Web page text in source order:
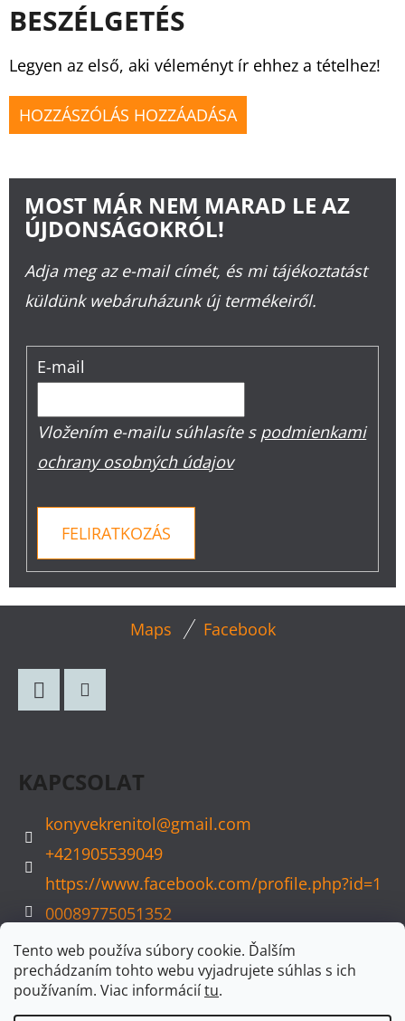
Tento web používa súbory cookie. Ďalším
prechádzaním tohto webu vyjadrujete súhlas s ich
používaním. Viac informáciítu.
BESZÉLGETÉS
Legyen az első, aki véleményt ír ehhez a tételhez!
HOZZÁSZÓLÁS HOZZÁADÁSA
MOST MÁR NEM MARAD LE AZ
ÚJDONSÁGOKRÓL!
Adja meg az e-mail címét, és mi tájékoztatást
küldünk webáruházunk új termékeiről.
E-mail
Vložením e-mailu súhlasíte s podmienkami
ochrany osobných údajov
FELIRATKOZÁS
Maps Facebook
KAPCSOLAT
konyvekrenitol@gmail.com
+421905539049
https://www.facebook.com/profile.php?id=1
00089775051352
konyvvarazs